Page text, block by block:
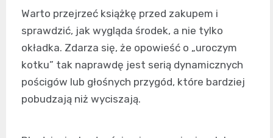
Warto przejrzeć książkę przed zakupem i
sprawdzić, jak wygląda środek, a nie tylko
okładka. Zdarza się, że opowieść o „uroczym
kotku” tak naprawdę jest serią dynamicznych
pościgów lub głośnych przygód, które bardziej
pobudzają niż wyciszają.